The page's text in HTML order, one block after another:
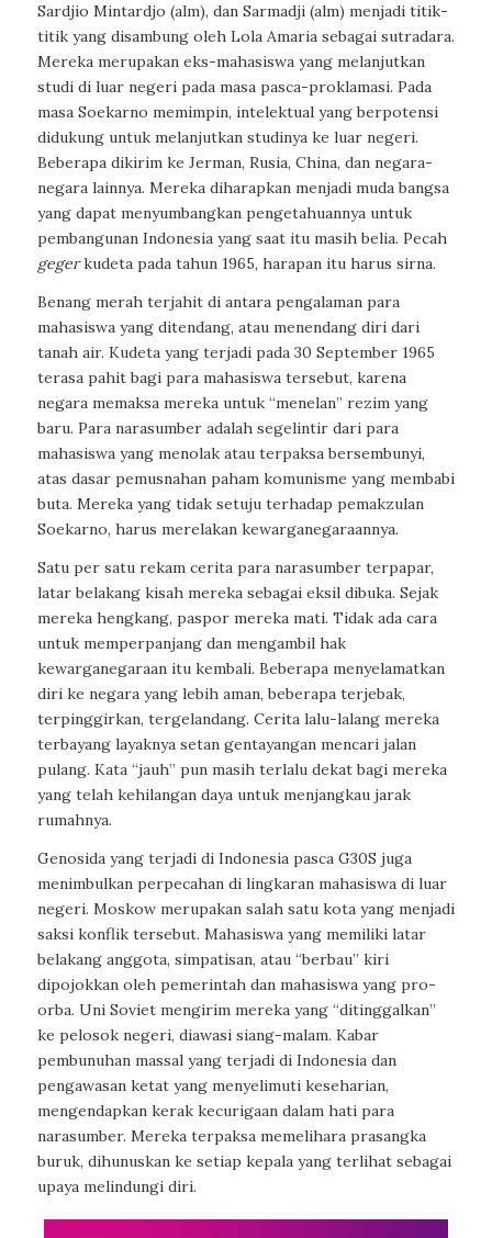
Sardjio Mintardjo (alm), dan Sarmadji (alm) menjadi titik-
titik yang disambung oleh Lola Amaria sebagai sutradara.
Mereka merupakan eks-mahasiswa yang melanjutkan
studi di luar negeri pada masa pasca-proklamasi. Pada
masa Soekarno memimpin, intelektual yang berpotensi
didukung untuk melanjutkan studinya ke luar negeri.
Beberapa dikirim ke Jerman, Rusia, China, dan negara-
negara lainnya. Mereka diharapkan menjadi muda bangsa
yang dapat menyumbangkan pengetahuannya untuk
pembangunan Indonesia yang saat itu masih belia. Pecah
gegerkudeta pada tahun 1965, harapan itu harus sirna.
Benang merah terjahit di antara pengalaman para
mahasiswa yang ditendang, atau menendang diri dari
tanah air. Kudeta yang terjadi pada 30 September 1965
terasa pahit bagi para mahasiswa tersebut, karena
negara memaksa mereka untuk “menelan” rezim yang
baru. Para narasumber adalah segelintir dari para
mahasiswa yang menolak atau terpaksa bersembunyi,
atas dasar pemusnahan paham komunisme yang membabi
buta. Mereka yang tidak setuju terhadap pemakzulan
Soekarno, harus merelakan kewarganegaraannya.
Satu per satu rekam cerita para narasumber terpapar,
latar belakang kisah mereka sebagai eksil dibuka. Sejak
mereka hengkang, paspor mereka mati. Tidak ada cara
untuk memperpanjang dan mengambil hak
kewarganegaraan itu kembali. Beberapa menyelamatkan
diri ke negara yang lebih aman, beberapa terjebak,
terpinggirkan, tergelandang. Cerita lalu-lalang mereka
terbayang layaknya setan gentayangan mencari jalan
pulang. Kata “jauh” pun masih terlalu dekat bagi mereka
yang telah kehilangan daya untuk menjangkau jarak
rumahnya.
Genosida yang terjadi di Indonesia pasca G30S juga
menimbulkan perpecahan di lingkaran mahasiswa di luar
negeri. Moskow merupakan salah satu kota yang menjadi
saksi konflik tersebut. Mahasiswa yang memiliki latar
belakang anggota, simpatisan, atau “berbau” kiri
dipojokkan oleh pemerintah dan mahasiswa yang pro-
orba. Uni Soviet mengirim mereka yang “ditinggalkan”
ke pelosok negeri, diawasi siang-malam. Kabar
pembunuhan massal yang terjadi di Indonesia dan
pengawasan ketat yang menyelimuti keseharian,
mengendapkan kerak kecurigaan dalam hati para
narasumber. Mereka terpaksa memelihara prasangka
buruk, dihunuskan ke setiap kepala yang terlihat sebagai
upaya melindungi diri.